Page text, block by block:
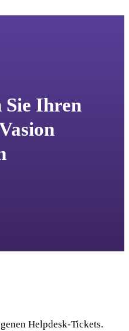
Sie Ihren
Helpdesk-Tickets.